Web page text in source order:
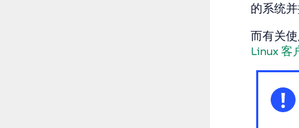
的系统
而有关
Linux 客